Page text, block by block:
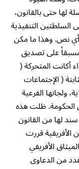
لها حتى بالقانون،
السلطتين التنفيذية
أي نص. وهذا ما مكن
على تصديق
أكانت المتحركة (
( الإجتماعات
ولجانها الفرعية
الحكومة. ظلت هذه
لها من القانون
الأفريقية قررت
10 (1) من الميثاق الأفريقي
من الدعاوى